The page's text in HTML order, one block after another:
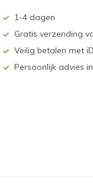
1-4 dagen
Gratis verzending
Veilig betalen met
Persoonlijk advies